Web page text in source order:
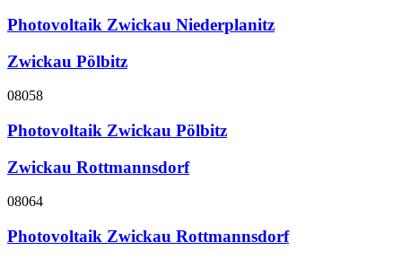
Photovoltaik Zwickau Niederplanitz
Zwickau Pölbitz
08058
Photovoltaik Zwickau Pölbitz
Zwickau Rottmannsdorf
08064
Photovoltaik Zwickau Rottmannsdorf